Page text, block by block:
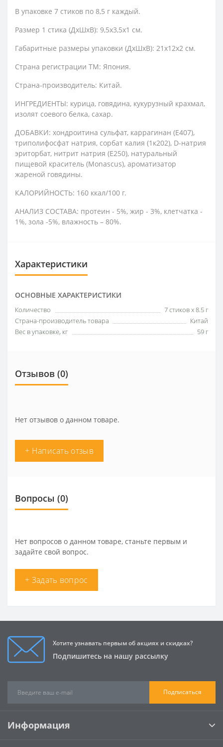
В упаковке 7 стиков по 8,5 г каждый.
Размер 1 стика (ДхШхВ): 9,5х3,5х1 см.
Габаритные размеры упаковки (ДхШхВ): 21х12х2 см.
Страна регистрации ТМ: Япония.
Страна-производитель: Китай.
ИНГРЕДИЕНТЫ: курица, говядина, кукурузный крахмал,
изолят соевого белка, сахар.
ДОБАВКИ: хондроитина сульфат, каррагинан (Е407),
триполифосфат натрия, сорбат калия (1к202), D-натрия
эриторбат, нитрит натрия (Е250), натуральный
пищевой краситель (Monascus), ароматизатор
жареной говядины.
КАЛОРИЙНОСТЬ: 160 ккал/100 г.
АНАЛИЗ СОСТАВА: протеин - 5%, жир - 3%, клетчатка -
1%, зола -5%, влажность – 80%.
Характеристики
ОСНОВНЫЕ ХАРАКТЕРИСТИКИ
Количество
7 стиков х 8.5 г
Страна-производитель товара
Китай
Вес в упаковке, кг
59 г
Отзывов (0)
Нет отзывов о данном товаре.
+ Написать отзыв
Вопросы (0)
Нет вопросов о данном товаре, станьте первым и
задайте свой вопрос.
+ Задать вопрос
Хотите узнавать первым об акциях и скидках?
Подпишитесь на нашу рассылку
Подписаться
Информация